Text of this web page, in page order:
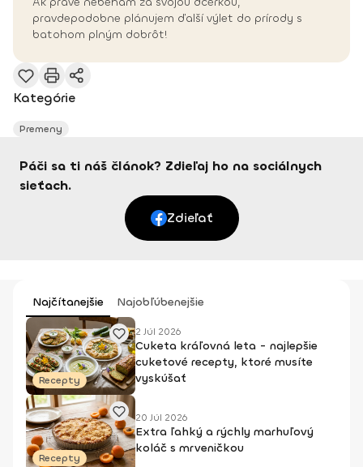
pravdepodobne plánujem ďalší výlet do prírody s
batohom plným dobrôt!
Kategórie
Premeny
Páči sa ti náš článok? Zdieľaj ho na sociálnych
sieťach.
Zdieľať
Najčítanejšie Najobľúbenejšie
Recepty
2 Júl 2026
Cuketa kráľovná leta - najlepšie
cuketové recepty, ktoré musíte
vyskúšať
Recepty
20 Júl 2026
Extra ľahký a rýchly marhuľový
koláč s mrveničkou